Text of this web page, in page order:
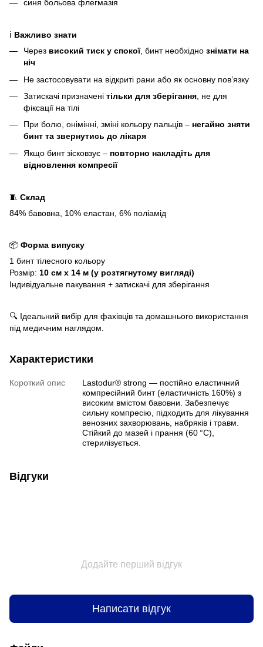
синя больова флегмазія
ℹ️ Важливо знати
Через високий тиск у спокої, бинт необхідно знімати на
ніч
Не застосовувати на відкриті рани або як основну пов’язку
Затискачі призначені тільки для зберігання , не для
фіксації на тілі
При болю, онімінні, зміні кольору пальців – негайно зняти
бинт та звернутись до лікаря
Якщо бинт зісковзує – повторно накладіть для
відновлення компресії
🧵 Склад
84% бавовна, 10% еластан, 6% поліамід
📦 Форма випуску
1 бинт тілесного кольору
Розмір: 10 см х 14 м (у розтягнутому вигляді)
Індивідуальне пакування + затискачі для зберігання
🔍 Ідеальний вибір для фахівців та домашнього використання
під медичним наглядом.
Характеристики
Короткий опис
Lastodur® strong — постійно еластичний
компресійний бинт (еластичність 160%) з
високим вмістом бавовни. Забезпечує
сильну компресію, підходить для лікування
венозних захворювань, набряків і травм.
Стійкий до мазей і прання (60 °C),
стерилізується.
Відгуки
Додайте перший відгук
Написати відгук